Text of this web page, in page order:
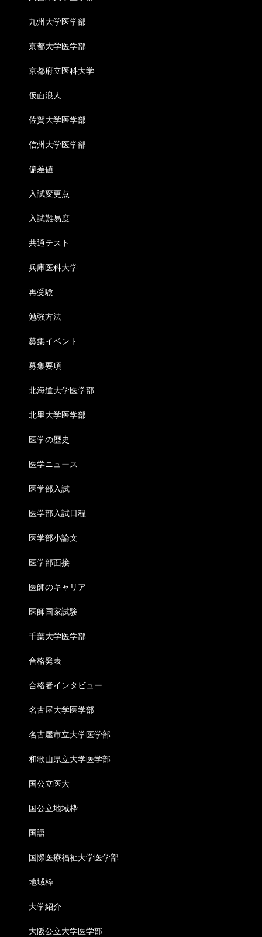
九州大学医学部
京都大学医学部
京都府立医科大学
仮面浪人
佐賀大学医学部
信州大学医学部
偏差値
入試変更点
入試難易度
共通テスト
兵庫医科大学
再受験
勉強方法
募集イベント
募集要項
北海道大学医学部
北里大学医学部
医学の歴史
医学ニュース
医学部入試
医学部入試日程
医学部小論文
医学部面接
医師のキャリア
医師国家試験
千葉大学医学部
合格発表
合格者インタビュー
名古屋大学医学部
名古屋市立大学医学部
和歌山県立大学医学部
国公立医大
国公立地域枠
国語
国際医療福祉大学医学部
地域枠
大学紹介
大阪公立大学医学部